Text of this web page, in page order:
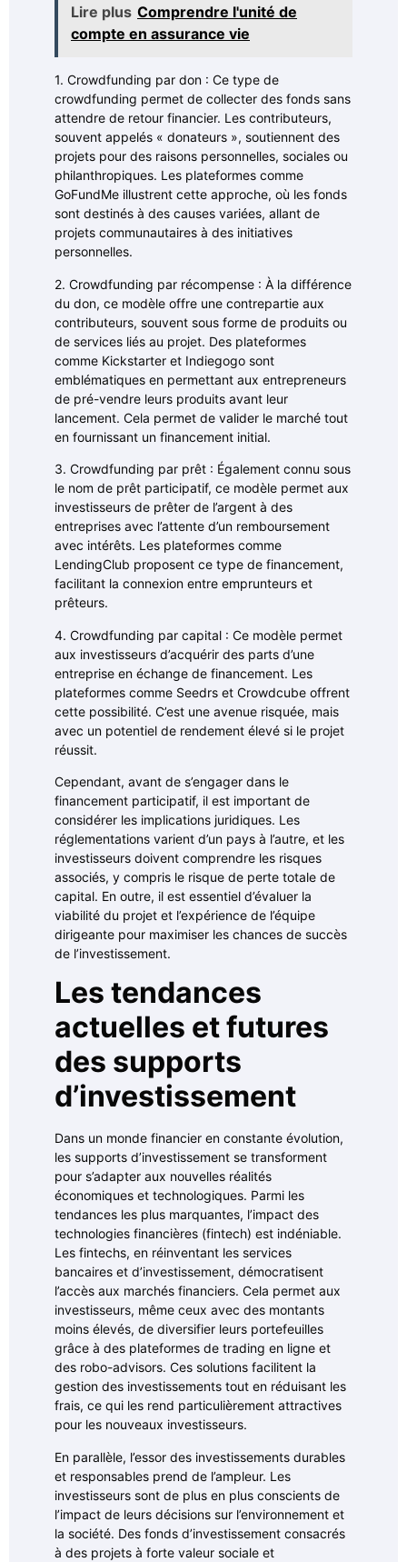
Lire plus Comprendre l'unité de
compte en assurance vie
1. Crowdfunding par don : Ce type de
crowdfunding permet de collecter des fonds sans
attendre de retour financier. Les contributeurs,
souvent appelés « donateurs », soutiennent des
projets pour des raisons personnelles, sociales ou
philanthropiques. Les plateformes comme
GoFundMe illustrent cette approche, où les fonds
sont destinés à des causes variées, allant de
projets communautaires à des initiatives
personnelles.
2. Crowdfunding par récompense : À la différence
du don, ce modèle offre une contrepartie aux
contributeurs, souvent sous forme de produits ou
de services liés au projet. Des plateformes
comme Kickstarter et Indiegogo sont
emblématiques en permettant aux entrepreneurs
de pré-vendre leurs produits avant leur
lancement. Cela permet de valider le marché tout
en fournissant un financement initial.
3. Crowdfunding par prêt : Également connu sous
le nom de prêt participatif, ce modèle permet aux
investisseurs de prêter de l’argent à des
entreprises avec l’attente d’un remboursement
avec intérêts. Les plateformes comme
LendingClub proposent ce type de financement,
facilitant la connexion entre emprunteurs et
prêteurs.
4. Crowdfunding par capital : Ce modèle permet
aux investisseurs d’acquérir des parts d’une
entreprise en échange de financement. Les
plateformes comme Seedrs et Crowdcube offrent
cette possibilité. C’est une avenue risquée, mais
avec un potentiel de rendement élevé si le projet
réussit.
Cependant, avant de s’engager dans le
financement participatif, il est important de
considérer les implications juridiques. Les
réglementations varient d’un pays à l’autre, et les
investisseurs doivent comprendre les risques
associés, y compris le risque de perte totale de
capital. En outre, il est essentiel d’évaluer la
viabilité du projet et l’expérience de l’équipe
dirigeante pour maximiser les chances de succès
de l’investissement.
Les tendances
actuelles et futures
des supports
d’investissement
Dans un monde financier en constante évolution,
les supports d’investissement se transforment
pour s’adapter aux nouvelles réalités
économiques et technologiques. Parmi les
tendances les plus marquantes, l’impact des
technologies financières (fintech) est indéniable.
Les fintechs, en réinventant les services
bancaires et d’investissement, démocratisent
l’accès aux marchés financiers. Cela permet aux
investisseurs, même ceux avec des montants
moins élevés, de diversifier leurs portefeuilles
grâce à des plateformes de trading en ligne et
des robo-advisors. Ces solutions facilitent la
gestion des investissements tout en réduisant les
frais, ce qui les rend particulièrement attractives
pour les nouveaux investisseurs.
En parallèle, l’essor des investissements durables
et responsables prend de l’ampleur. Les
investisseurs sont de plus en plus conscients de
l’impact de leurs décisions sur l’environnement et
la société. Des fonds d’investissement consacrés
à des projets à forte valeur sociale et